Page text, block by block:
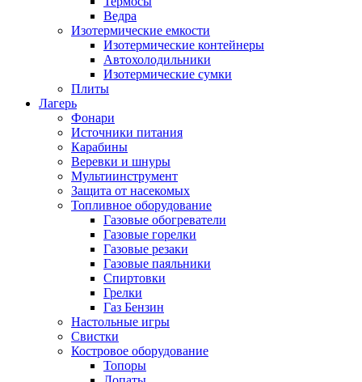
Ведра
Изотермические емкости
Изотермические контейнеры
Автохолодильники
Изотермические сумки
Плиты
Лагерь
Фонари
Источники питания
Карабины
Веревки и шнуры
Мультиинструмент
Защита от насекомых
Топливное оборудование
Газовые обогреватели
Газовые горелки
Газовые резаки
Газовые паяльники
Спиртовки
Грелки
Газ Бензин
Настольные игры
Свистки
Костровое оборудование
Топоры